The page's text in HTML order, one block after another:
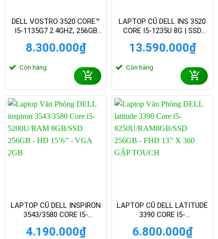
DELL VOSTRO 3520 CORE™
I5-1135G7 2.4GHZ, 256GB
BLACK
8.300.000₫
Còn hàng
LAPTOP CŨ DELL INS 3520
CORE I5-1235U 8G | SSD
MÀU ĐEN
13.590.000₫
Còn hàng
LAPTOP CŨ DELL INSPIRON
3543/3580 CORE I5-
– HD 15’6 INCH – VGA 2GB
4.190.000₫
LAPTOP CŨ DELL LATITUDE
3390 CORE I5-
– FHD 13 INCH X 360
6.800.000₫